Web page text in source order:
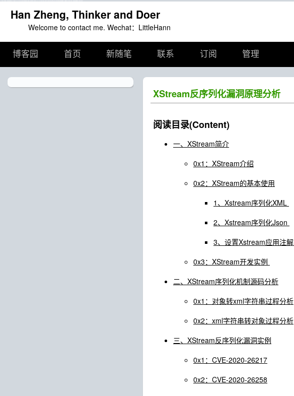
Han Zheng, Thinker and Doer
Welcome to contact me. Wechat：LittleHann
博客园 首页 新随笔 联系 订阅 管理
XStream反序列化漏洞原理分析
阅读目录(Content)
一、XStream简介
0x1：XStream介绍
0x2：XStream的基本使用
1、Xstream序列化XML
2、Xstream序列化Json
3、设置Xstream应用注解
0x3：XStream开发实例
二、XStream序列化机制源码分析
0x1：对象转xml字符串过程分析
0x2：xml字符串转对象过程分析
三、XStream反序列化漏洞实例
0x1：CVE-2020-26217
0x2：CVE-2020-26258